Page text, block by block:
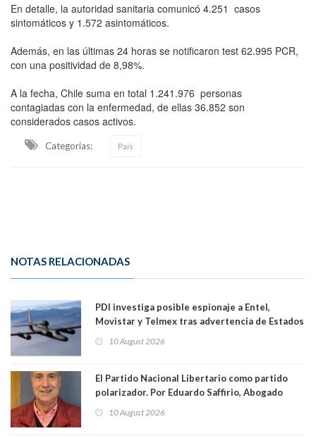
En detalle, la autoridad sanitaria comunicó 4.251 casos
sintomáticos y 1.572 asintomáticos.
Además, en las últimas 24 horas se notificaron test 62.995 PCR,
con una positividad de 8,98%.
A la fecha, Chile suma en total 1.241.976 personas
contagiadas con la enfermedad, de ellas 36.852 son
considerados casos activos.
Categorias: País
NOTAS RELACIONADAS
PDI investiga posible espionaje a Entel,
Movistar y Telmex tras advertencia de Estados
10 August 2026
El Partido Nacional Libertario como partido
polarizador. Por Eduardo Saffirio, Abogado
10 August 2026